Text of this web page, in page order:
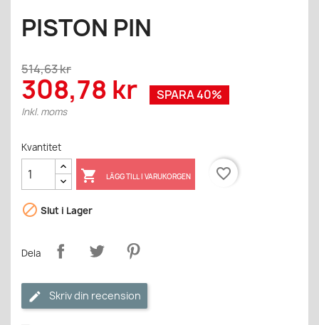
PISTON PIN
514,63 kr
308,78 kr SPARA 40%
Inkl. moms
Kvantitet
 LÄGG TILL I VARUKORGEN favorite_border
 Slut i Lager
Dela
Skriv din recension